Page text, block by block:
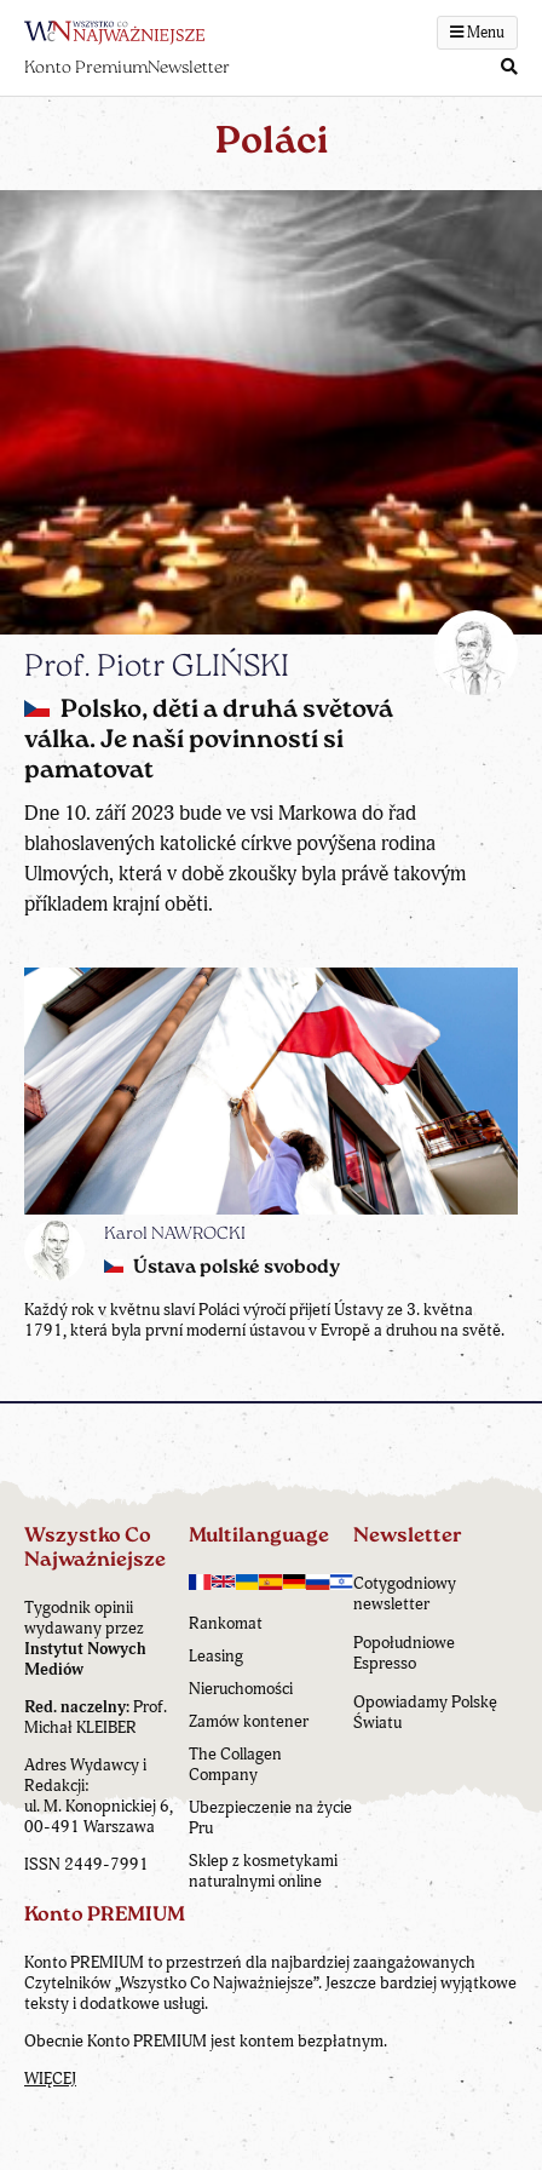
Menu
Konto PremiumNewsletter
Poláci
Prof. Piotr GLIŃSKI
Polsko, děti a druhá světová
válka. Je naší povinností si
pamatovat
Dne 10. září 2023 bude ve vsi Markowa do řad
blahoslavených katolické církve povýšena rodina
Ulmových, která v době zkoušky byla právě takovým
příkladem krajní oběti.
Karol NAWROCKI
Ústava polské svobody
Každý rok v květnu slaví Poláci výročí přijetí Ústavy ze 3. května
1791, která byla první moderní ústavou v Evropě a druhou na světě.
Wszystko Co
Najważniejsze
Tygodnik opinii
wydawany przez
Instytut Nowych
Mediów
Red. naczelny:Prof.
Michał KLEIBER
Adres Wydawcy i
Redakcji:
ul. M. Konopnickiej 6,
00-491 Warszawa
ISSN 2449-7991
Multilanguage
Rankomat
Leasing
Nieruchomości
Zamów kontener
The Collagen
Company
Ubezpieczenie na życie
Pru
Sklep z kosmetykami
naturalnymi online
Newsletter
Cotygodniowy
newsletter
Popołudniowe
Espresso
Opowiadamy Polskę
Światu
Konto PREMIUM
Konto PREMIUM to przestrzeń dla najbardziej zaangażowanych
Czytelników „Wszystko Co Najważniejsze”. Jeszcze bardziej wyjątkowe
teksty i dodatkowe usługi.
Obecnie Konto PREMIUM jest kontem bezpłatnym.
WIĘCEJ